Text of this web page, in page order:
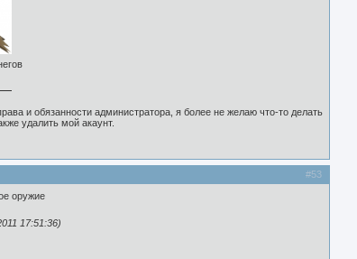
и обязанности администратора, я более не желаю что-то делать
удалить мой акаунт.
#53
оружие
17:51:36)